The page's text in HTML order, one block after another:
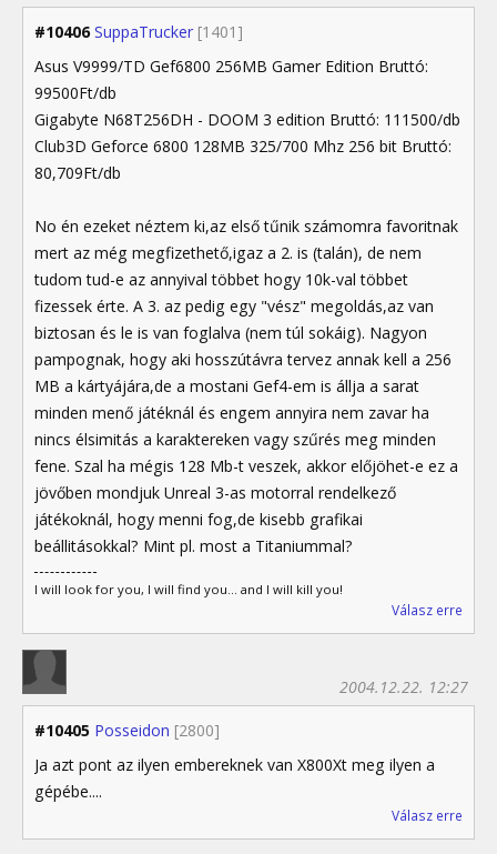
#10406 SuppaTrucker [1401]
Asus V9999/TD Gef6800 256MB Gamer Edition Bruttó:
99500Ft/db
Gigabyte N68T256DH - DOOM 3 edition Bruttó: 111500/db
Club3D Geforce 6800 128MB 325/700 Mhz 256 bit Bruttó:
80,709Ft/db
No én ezeket néztem ki,az első tűnik számomra favoritnak
mert az még megfizethető,igaz a 2. is (talán), de nem
tudom tud-e az annyival többet hogy 10k-val többet
fizessek érte. A 3. az pedig egy "vész" megoldás,az van
biztosan és le is van foglalva (nem túl sokáig). Nagyon
pampognak, hogy aki hosszútávra tervez annak kell a 256
MB a kártyájára,de a mostani Gef4-em is állja a sarat
minden menő játéknál és engem annyira nem zavar ha
nincs élsimitás a karaktereken vagy szűrés meg minden
fene. Szal ha mégis 128 Mb-t veszek, akkor előjöhet-e ez a
jövőben mondjuk Unreal 3-as motorral rendelkező
játékoknál, hogy menni fog,de kisebb grafikai
beállitásokkal? Mint pl. most a Titaniummal?
I will look for you, I will find you... and I will kill you!
Válasz erre
#10405 Posseidon [2800]
2004.12.22. 12:27
Ja azt pont az ilyen embereknek van X800Xt meg ilyen a
gépébe....
Válasz erre